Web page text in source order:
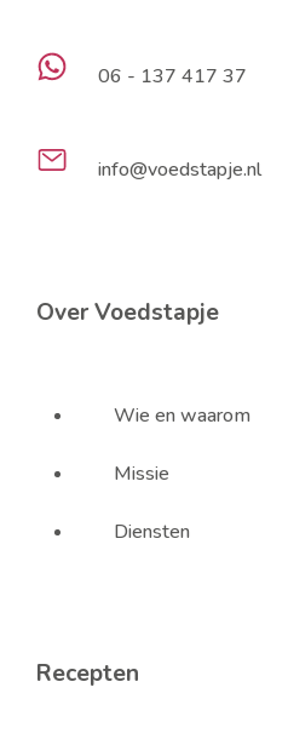
06 - 137 417 37
info@voedstapje.nl
Over Voedstapje
Wie en waarom
Missie
Diensten
Recepten